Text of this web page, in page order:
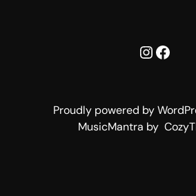
Proudly powered by
MusicMantra by